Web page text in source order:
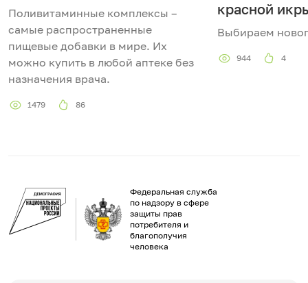
Поливитаминные комплексы –
самые распространенные
пищевые добавки в мире. Их
можно купить в любой аптеке без
назначения врача.
1479 86
красной
Выбираем
944 4
Федеральная служба
по надзору в сфере
защиты прав
потребителя и
благополучия
человека